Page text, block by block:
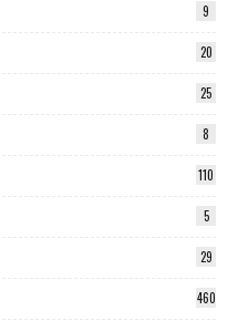
9
20
25
8
110
5
29
460